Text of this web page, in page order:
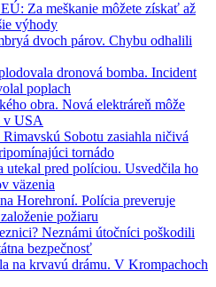
Za meškanie môžete získať až
výhody
dvoch párov. Chybu odhalili
dronová bomba. Incident
poplach
obra. Nová elektráreň môže
v USA
Sobotu zasiahla ničivá
tornádo
utekal pred políciou. Usvedčila ho
väzenia
Horehroní. Polícia preveruje
požiaru
Neznámi útočníci poškodili
bezpečnosť
na krvavú drámu. V Krompachoch